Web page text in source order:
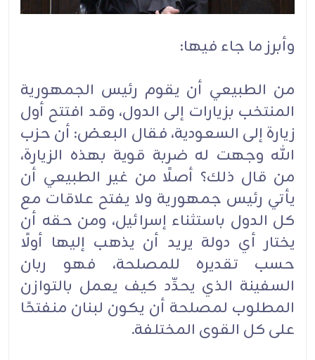
وأبرز ما جاء فيها:
من الطبيعي أن يقوم رئيس الجمهورية
المنتخب بزيارات إلى الدول، وقد افتتح أول
زيارة إلى السعودية، فقال البعض: أن حزب
الله وجهت له ضربة قوية بهذه الزيارة،
من قال ذلك؟ أصلًا من غير الطبيعي أن
يأتي رئيس جمهورية ولا يفتح علاقات مع
كل الدول باستثناء إسرائيل، ومن حقه أن
يختار أي دولة يريد أن يذهب إليها أولًا
حسب تقديره للمصلحة، فهو ربان
السفينة الذي يحدِّد كيف يعمل بالتوازن
المطلوب لمصلحة أن يكون لبنان منفتحًا
على كل القوى المختلفة.